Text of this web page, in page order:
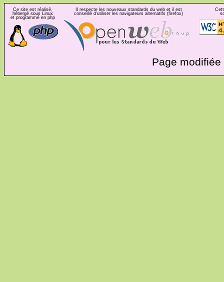
Ce site est réalisé,
hébergé sous Linux
et programmé en php
Il respecte les nouveaux standards du web et il est
conseillé d'utiliser les navigateurs alternatifs (firefox)
Page